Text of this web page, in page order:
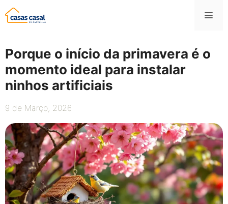
Saltar
para
Porque o início da primavera é o
momento ideal para instalar
ninhos artificiais
9 de Março, 2026